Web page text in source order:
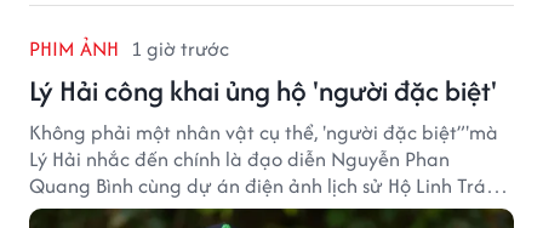
PHIM ẢNH 1 giờ trước
Lý Hải công khai ủng hộ 'người đặc biệt'
Không phải một nhân vật cụ thể, 'người đặc biệt”'mà
Lý Hải nhắc đến chính là đạo diễn Nguyễn Phan
Quang Bình cùng dự án điện ảnh lịch sử Hộ Linh Tráng
Sĩ: Bí Ẩn Mộ Vua Đinh.